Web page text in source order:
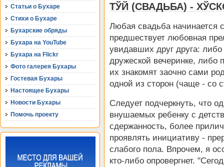
Статьи о Бухаре
Стихи о Бухаре
Бухарские обряды
Бухара на YouTube
Бухара на Flickr
Фото галерея Бухары
Гостевая Бухары
Настоящее Бухары
Новости Бухары
Помочь проекту
ТЎЙ (СВАДЬБА) -
Любая свадьба начинается
предшествует любовная
увидавших друг друга:
дружеской вечеринке, либо
их знакомят заочно сами
одной из сторон (чаще - со
Следует подчеркнуть, что
внушаемых ребенку с
сдержанность, более
проявлять инициативу -
слабого пола. Впрочем, я
кто-либо опровергнет.